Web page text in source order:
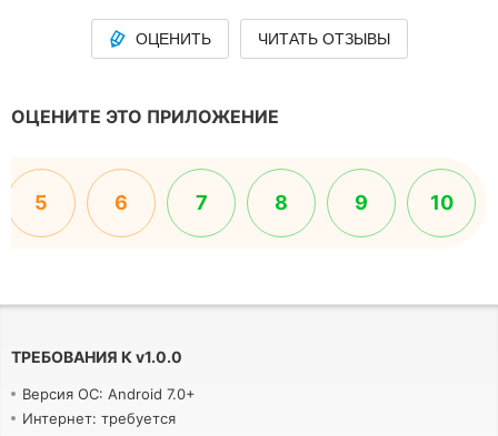
ОЦЕНИТЬ ЧИТАТЬ ОТЗЫВЫ
ОЦЕНИТЕ ЭТО ПРИЛОЖЕНИЕ
5 6 7 8 9 10
ТРЕБОВАНИЯ К v1.0.0
Версия ОС: Android 7.0+
Интернет: требуется